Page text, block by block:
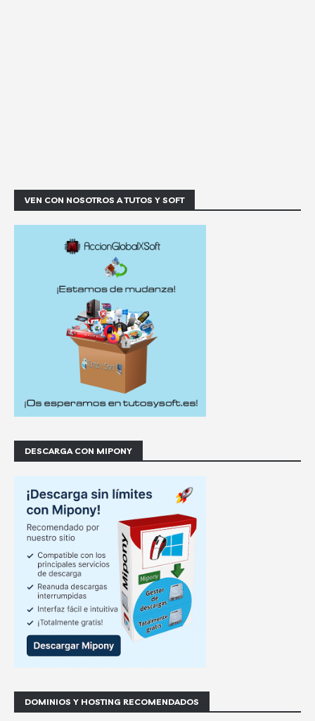
VEN CON NOSOTROS A TUTOS Y SOFT
DESCARGA CON MIPONY
DOMINIOS Y HOSTING RECOMENDADOS